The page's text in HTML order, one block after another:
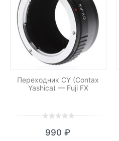
Переходник CY (Contax
Yashica) — Fuji FX
out
990 ₽